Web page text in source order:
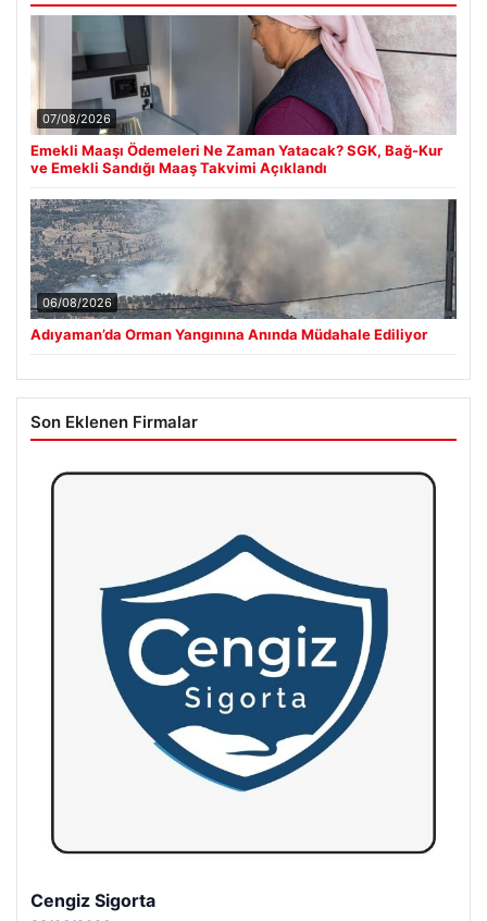
07/08/2026
Emekli Maaşı Ödemeleri Ne Zaman Yatacak? SGK, Bağ-Kur
ve Emekli Sandığı Maaş Takvimi Açıklandı
06/08/2026
Adıyaman’da Orman Yangınına Anında Müdahale Ediliyor
Son Eklenen Firmalar
Cengiz Sigorta